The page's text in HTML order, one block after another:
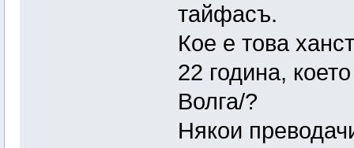
тайфасъ.
Кое е това
22 година,
Волга/?
Някои